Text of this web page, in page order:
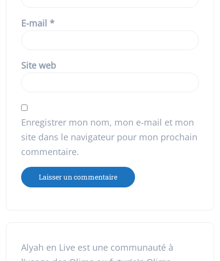
E-mail *
Site web
Enregistrer mon nom, mon e-mail et mon
site dans le navigateur pour mon prochain
commentaire.
Alyah en Live est une communauté à